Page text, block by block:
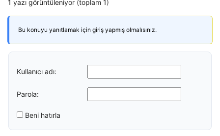
1 yazı görüntüleniyor (toplam 1)
Bu konuyu yanıtlamak için giriş yapmış olmalısınız.
Kullanıcı adı:
Parola:
Beni hatırla